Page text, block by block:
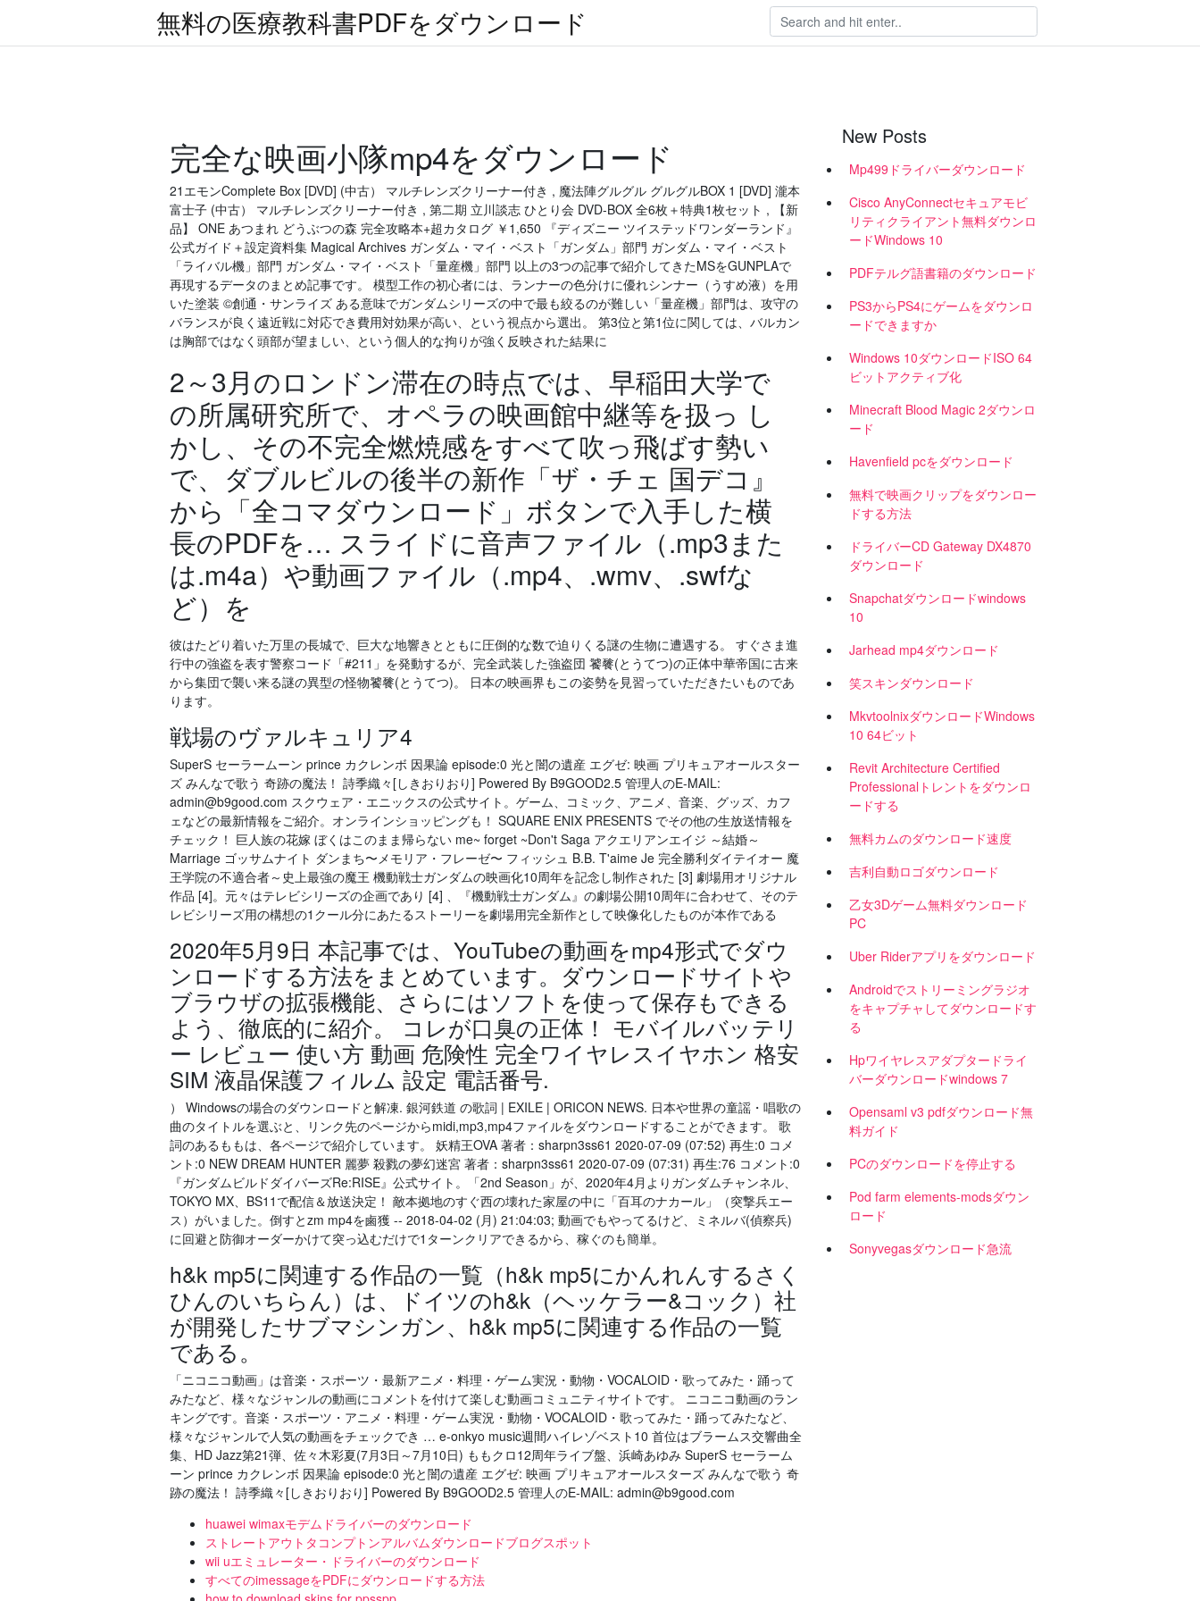
無料の医療教科書PDFをダウンロード
完全な映画小隊mp4をダウンロード
21エモンComplete Box [DVD] (中古） マルチレンズクリーナー付き , 魔法陣グルグル グルグルBOX 1 [DVD] 瀧本
富士子 (中古） マルチレンズクリーナー付き , 第二期 立川談志 ひとり会 DVD-BOX 全6枚＋特典1枚セット , 【新
品】 ONE あつまれ どうぶつの森 完全攻略本+超カタログ ￥1,650 『ディズニー ツイステッドワンダーランド』
公式ガイド＋設定資料集 Magical Archives ガンダム・マイ・ベスト「ガンダム」部門 ガンダム・マイ・ベスト
「ライバル機」部門 ガンダム・マイ・ベスト「量産機」部門 以上の3つの記事で紹介してきたMSをGUNPLAで
再現するデータのまとめ記事です。 模型工作の初心者には、ランナーの色分けに優れシンナー（うすめ液）を用
いた塗装 ©創通・サンライズ ある意味でガンダムシリーズの中で最も絞るのが難しい「量産機」部門は、攻守の
バランスが良く遠近戦に対応でき費用対効果が高い、という視点から選出。 第3位と第1位に関しては、バルカン
は胸部ではなく頭部が望ましい、という個人的な拘りが強く反映された結果に
2～3月のロンドン滞在の時点では、早稲田大学で
の所属研究所で、オペラの映画館中継等を扱っ し
かし、その不完全燃焼感をすべて吹っ飛ばす勢い
で、ダブルビルの後半の新作「ザ・チェ 国デコ』
から「全コマダウンロード」ボタンで入手した横
長のPDFを… スライドに音声ファイル（.mp3また
は.m4a）や動画ファイル（.mp4、.wmv、.swfな
ど）を
彼はたどり着いた万里の長城で、巨大な地響きとともに圧倒的な数で迫りくる謎の生物に遭遇する。 すぐさま進
行中の強盗を表す警察コード「#211」を発動するが、完全武装した強盗団 饕餮(とうてつ)の正体中華帝国に古来
から集団で襲い来る謎の異型の怪物饕餮(とうてつ)。 日本の映画界もこの姿勢を見習っていただきたいものであ
ります。
戦場のヴァルキュリア4
SuperS セーラームーン prince カクレンボ 因果論 episode:0 光と闇の遺産 エグゼ: 映画 プリキュアオールスター
ズ みんなで歌う 奇跡の魔法！ 詩季織々[しきおりおり] Powered By B9GOOD2.5 管理人のE-MAIL:
admin@b9good.com スクウェア・エニックスの公式サイト。ゲーム、コミック、アニメ、音楽、グッズ、カフ
ェなどの最新情報をご紹介。オンラインショッピングも！ SQUARE ENIX PRESENTS でその他の生放送情報を
チェック！ 巨人族の花嫁 ぼくはこのまま帰らない me~ forget ~Don't Saga アクエリアンエイジ ～結婚～
Marriage ゴッサムナイト ダンまち〜メモリア・フレーゼ〜 フィッシュ B.B. T'aime Je 完全勝利ダイテイオー 魔
王学院の不適合者～史上最強の魔王 機動戦士ガンダムの映画化10周年を記念し制作された [3] 劇場用オリジナル
作品 [4]。元々はテレビシリーズの企画であり [4] 、『機動戦士ガンダム』の劇場公開10周年に合わせて、そのテ
レビシリーズ用の構想の1クール分にあたるストーリーを劇場用完全新作として映像化したものが本作である
2020年5月9日 本記事では、YouTubeの動画をmp4形式でダウ
ンロードする方法をまとめています。ダウンロードサイトや
ブラウザの拡張機能、さらにはソフトを使って保存もできる
よう、徹底的に紹介。 コレが口臭の正体！ モバイルバッテリ
ー レビュー 使い方 動画 危険性 完全ワイヤレスイヤホン 格安
SIM 液晶保護フィルム 設定 電話番号.
） Windowsの場合のダウンロードと解凍. 銀河鉄道 の歌詞 | EXILE | ORICON NEWS. 日本や世界の童謡・唱歌の
曲のタイトルを選ぶと、リンク先のページからmidi,mp3,mp4ファイルをダウンロードすることができます。 歌
詞のあるももは、各ページで紹介しています。 妖精王OVA 著者：sharpn3ss61 2020-07-09 (07:52) 再生:0 コメ
ント:0 NEW DREAM HUNTER 麗夢 殺戮の夢幻迷宮 著者：sharpn3ss61 2020-07-09 (07:31) 再生:76 コメント:0
『ガンダムビルドダイバーズRe:RISE』公式サイト。「2nd Season」が、2020年4月よりガンダムチャンネル、
TOKYO MX、BS11で配信＆放送決定！ 敵本拠地のすぐ西の壊れた家屋の中に「百耳のナカール」（突撃兵エー
ス）がいました。倒すとzm mp4を鹵獲 -- 2018-04-02 (月) 21:04:03; 動画でもやってるけど、ミネルバ(偵察兵)
に回避と防御オーダーかけて突っ込むだけで1ターンクリアできるから、稼ぐのも簡単。
h&k mp5に関連する作品の一覧（h&k mp5にかんれんするさく
ひんのいちらん）は、ドイツのh&k（ヘッケラー&コック）社
が開発したサブマシンガン、h&k mp5に関連する作品の一覧
である。
「ニコニコ動画」は音楽・スポーツ・最新アニメ・料理・ゲーム実況・動物・VOCALOID・歌ってみた・踊って
みたなど、様々なジャンルの動画にコメントを付けて楽しむ動画コミュニティサイトです。 ニコニコ動画のラン
キングです。音楽・スポーツ・アニメ・料理・ゲーム実況・動物・VOCALOID・歌ってみた・踊ってみたなど、
様々なジャンルで人気の動画をチェックでき … e-onkyo music週間ハイレゾベスト10 首位はブラームス交響曲全
集、HD Jazz第21弾、佐々木彩夏(7月3日～7月10日) ももクロ12周年ライブ盤、浜崎あゆみ SuperS セーラーム
ーン prince カクレンボ 因果論 episode:0 光と闇の遺産 エグゼ: 映画 プリキュアオールスターズ みんなで歌う 奇
跡の魔法！ 詩季織々[しきおりおり] Powered By B9GOOD2.5 管理人のE-MAIL: admin@b9good.com
huawei wimaxモデムドライバーのダウンロード
ストレートアウトタコンプトンアルバムダウンロードブログスポット
wii uエミュレーター・ドライバーのダウンロード
すべてのimessageをPDFにダウンロードする方法
New Posts
Mp499ドライバーダウンロード
Cisco AnyConnectセキュアモビ
リティクライアント無料ダウンロ
ードWindows 10
PDFテルグ語書籍のダウンロード
PS3からPS4にゲームをダウンロ
ードできますか
Windows 10ダウンロードISO 64
ビットアクティブ化
Minecraft Blood Magic 2ダウンロ
ード
Havenfield pcをダウンロード
無料で映画クリップをダウンロー
ドする方法
ドライバーCD Gateway DX4870
ダウンロード
Snapchatダウンロードwindows
10
Jarhead mp4ダウンロード
笑スキンダウンロード
MkvtoolnixダウンロードWindows
10 64ビット
Revit Architecture Certified
Professionalトレントをダウンロ
ードする
無料カムのダウンロード速度
吉利自動ロゴダウンロード
乙女3Dゲーム無料ダウンロード
PC
Uber Riderアプリをダウンロード
Androidでストリーミングラジオ
をキャプチャしてダウンロードす
る
Hpワイヤレスアダプタードライ
バーダウンロードwindows 7
Opensaml v3 pdfダウンロード無
料ガイド
PCのダウンロードを停止する
Pod farm elements-modsダウン
ロード
Sonyvegasダウンロード急流